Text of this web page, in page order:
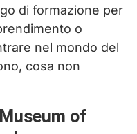
di formazione per
o
nel mondo del
cosa non
of